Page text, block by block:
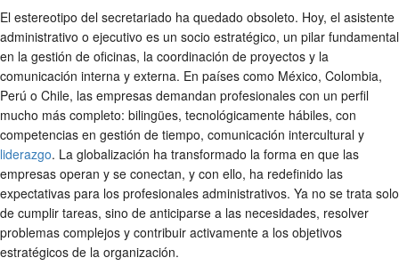
El estereotipo del secretariado ha quedado obsoleto. Hoy, el asistente
administrativo o ejecutivo es un socio estratégico, un pilar fundamental
en la gestión de oficinas, la coordinación de proyectos y la
comunicación interna y externa. En países como México, Colombia,
Perú o Chile, las empresas demandan profesionales con un perfil
mucho más completo: bilingües, tecnológicamente hábiles, con
competencias en gestión de tiempo, comunicación intercultural y
liderazgo. La globalización ha transformado la forma en que las
empresas operan y se conectan, y con ello, ha redefinido las
expectativas para los profesionales administrativos. Ya no se trata solo
de cumplir tareas, sino de anticiparse a las necesidades, resolver
problemas complejos y contribuir activamente a los objetivos
estratégicos de la organización.